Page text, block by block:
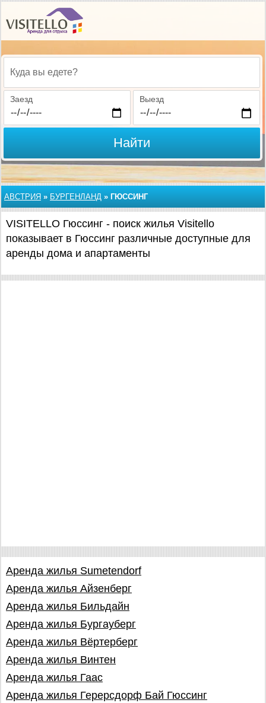
Куда вы едете?
Заезд Выезд
Найти
АВСТРИЯ » БУРГЕНЛАНД » ГЮССИНГ
VISITELLO Гюссинг - поиск жилья Visitello
показывает в Гюссинг различные доступные для
аренды дома и апартаменты
Аренда жилья Sumetendorf
Аренда жилья Айзенберг
Аренда жилья Бильдайн
Аренда жилья Бургауберг
Аренда жилья Вёртерберг
Аренда жилья Винтен
Аренда жилья Гаас
Аренда жилья Герерсдорф Бай Гюссинг